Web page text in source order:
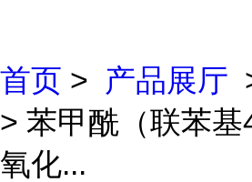
首页 > 产品展厅
> 苯甲酰（联苯基
氧化...